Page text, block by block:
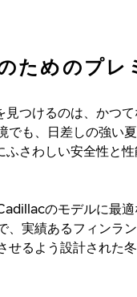
ためのプレ
つけるのは、かつ
でも、日差しの強い
さわしい安全性と
のモデルに最
、実績あるフィンラ
せるよう設計された